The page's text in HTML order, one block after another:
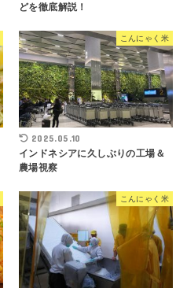
どを徹底解説！
こんにゃく米
2025.05.10
インドネシアに久しぶりの工場＆
農場視察
こんにゃく米